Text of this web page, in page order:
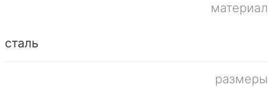
материал
сталь
размеры